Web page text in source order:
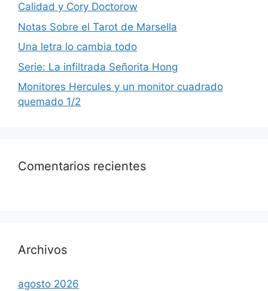
Calidad y Cory Doctorow
Notas Sobre el Tarot de Marsella
Una letra lo cambia todo
Serie: La infiltrada Señorita Hong
Monitores Hercules y un monitor cuadrado
quemado 1/2
Comentarios recientes
Archivos
agosto 2026